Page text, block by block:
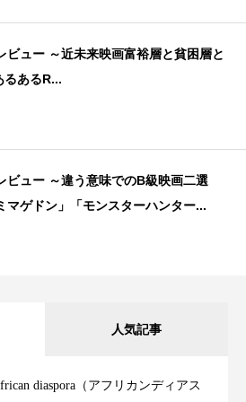
ビュー ～近未来映画富裕層と貧困層と
るあるR...
ビュー ～違う意味でのB級映画二選
マゲドン」「モンスターハンター...
人気記事
diaspora（アフリカンディアス